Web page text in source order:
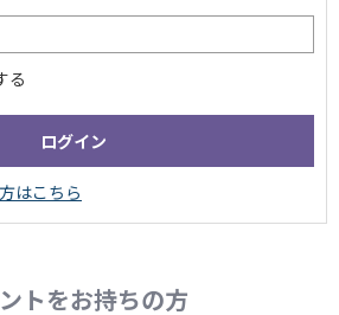
る
トをお持ちの方